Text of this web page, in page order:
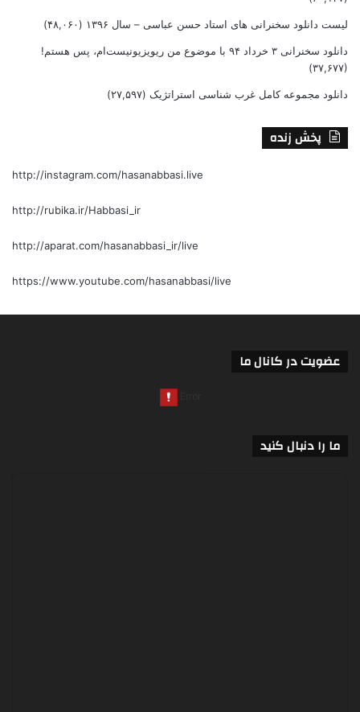
لیست دانلود سخنرانی های استاد حسن عباسی – سال ۱۳۹۶ (۴۸,۰۶۰)
دانلود سخنرانی ۳ خرداد ۹۴ با موضوع من ریویزیونیست‌ام، پس هستم!
(۳۷,۶۷۷)
دانلود مجموعه کامل غرب شناسی استراتژیک (۲۷,۵۹۷)
پخش زنده
http://instagram.com/hasanabbasi.live
http://rubika.ir/Habbasi_ir
http://aparat.com/hasanabbasi_ir/live
https://www.youtube.com/hasanabbasi/live
عضویت در کانال ما
ما را دنبال کنید